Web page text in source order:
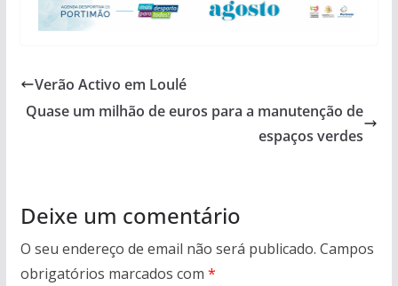
Verão Activo em Loulé
Quase um milhão de euros para a manutenção de
espaços verdes
Deixe um comentário
O seu endereço de email não será publicado. Campos
obrigatórios marcados com *